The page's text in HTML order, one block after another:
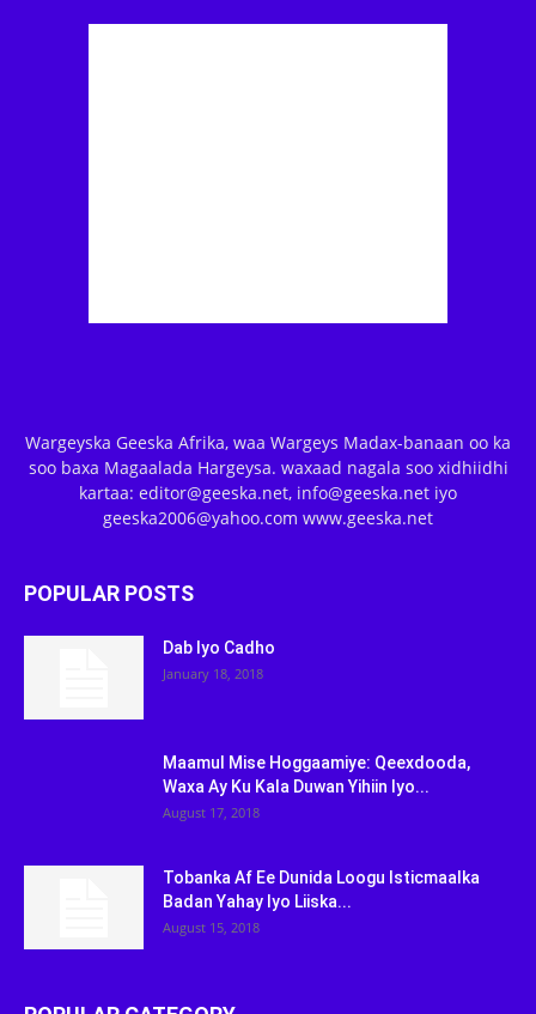
Wargeyska Geeska Afrika, waa Wargeys Madax-banaan oo ka
soo baxa Magaalada Hargeysa. waxaad nagala soo xidhiidhi
kartaa: editor@geeska.net, info@geeska.net iyo
geeska2006@yahoo.com www.geeska.net
POPULAR POSTS
Dab Iyo Cadho
January 18, 2018
Maamul Mise Hoggaamiye: Qeexdooda,
Waxa Ay Ku Kala Duwan Yihiin Iyo...
August 17, 2018
Tobanka Af Ee Dunida Loogu Isticmaalka
Badan Yahay Iyo Liiska...
August 15, 2018